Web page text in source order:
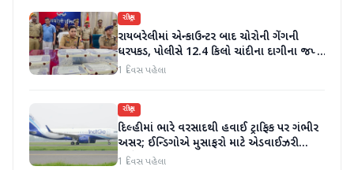
રાષ્ટ્રીય
રાયબરેલીમાં એન્કાઉન્ટર બાદ ચોરોની ગેંગની
ધરપકડ, પોલીસે 12.4 કિલો ચાંદીના દાગીના જપ્ત
કર્યા
1 દિવસ પહેલા
રાષ્ટ્રીય
દિલ્હીમાં ભારે વરસાદથી હવાઈ ટ્રાફિક પર ગંભીર
અસર; ઈન્ડિગોએ મુસાફરો માટે એડવાઈઝરી
જાહેર કરી
1 દિવસ પહેલા